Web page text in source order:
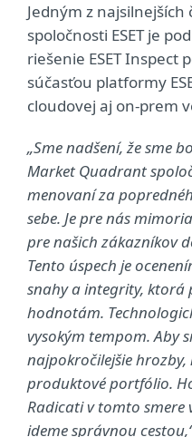
Jedným z
spoločnosti ESET je
riešenie ESET Inspect
súčasťou platformy
cloudovej aj on-prem
„Sme nadšení, že sme
Market Quadrant
menovaní za
sebe. Je pre nás
pre našich zákazníkov
Tento úspech je
snahy a integrity, ktorá
hodnotám.
vysokým tempom. Aby
najpokročilejšie hrozby,
produktové portfólio.
Radicati v tomto smere
ideme správnou